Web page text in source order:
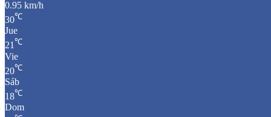
0.95 km/h
30℃
Jue
21℃
Vie
20℃
Sáb
18℃
Dom